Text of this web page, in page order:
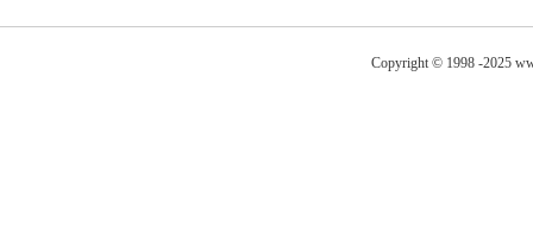
Copyright © 1998 -2025